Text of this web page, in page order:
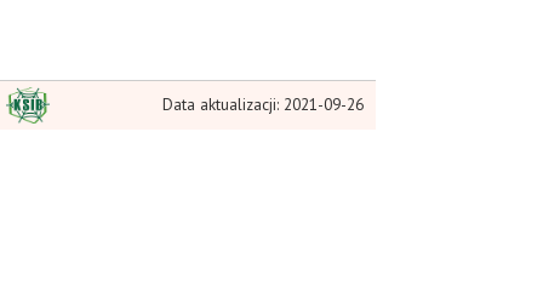
Data aktualizacji: 2021-09-26